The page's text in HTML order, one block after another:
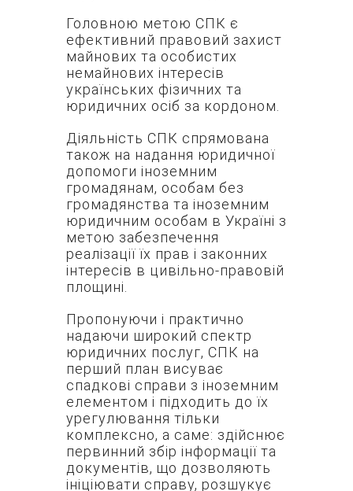
Головною метою СПК є
ефективний правовий захист
майнових та особистих
немайнових інтересів
українських фізичних та
юридичних осіб за кордоном.
Діяльність СПК спрямована
також на надання юридичної
допомоги іноземним
громадянам, особам без
громадянства та іноземним
юридичним особам в Україні з
метою забезпечення
реалізації їх прав і законних
інтересів в цивільно-правовій
площині.
Пропонуючи і практично
надаючи широкий спектр
юридичних послуг, СПК на
перший план висуває
спадкові справи з іноземним
елементом і підходить до їх
урегулювання тільки
комплексно, а саме: здійснює
первинний збір інформації та
документів, що дозволяють
ініціювати справу, розшукує